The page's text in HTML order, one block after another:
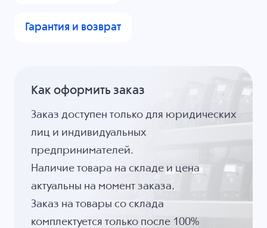
Гарантия и возврат
Как оформить заказ
Заказ доступен только для юридических
лиц и индивидуальных
предпринимателей.
Наличие товара на складе и цена
актуальны на момент заказа.
Заказ на товары со склада
комплектуется только после 100%